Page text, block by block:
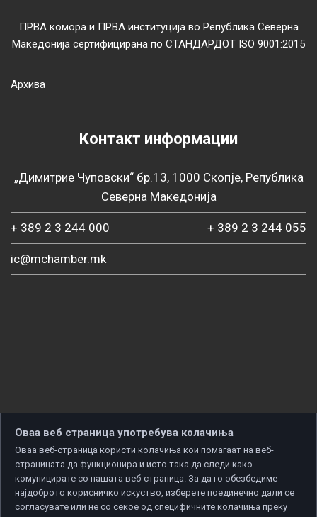
ПРВА комора и ПРВА институција во Република Северна
Македонија сертифицирана по СТАНДАРДОТ ISO 9001:2015
Архива
Контакт информации
„Димитрие Чуповски“ бр.13, 1000 Скопје, Република
Северна Македонија
+ 389 2 3 244 000 + 389 2 3 244 055
ic@mchamber.mk
Оваа веб страница употребува колачиња
Оваа веб-страница користи колачиња кои помагаат на веб-
страницата да функционира и исто така да следи како
комуницирате со нашата веб-страница. За да го обезбедиме
најдоброто корисничко искуство, изберете поединечно дали се
согласувате или не со секое од специфичните колачиња преку